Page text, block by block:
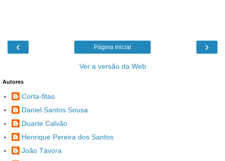
‹ ›
Página inicial
Ver a versão da Web
Autores
Corta-fitas
Daniel Santos Sousa
Duarte Calvão
Henrique Pereira dos Santos
João Távora